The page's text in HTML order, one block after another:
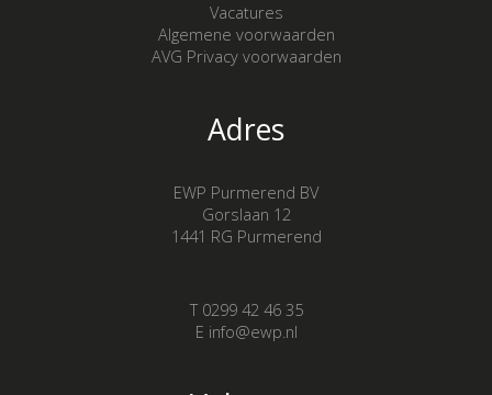
Vacatures
Algemene voorwaarden
AVG Privacy voorwaarden
Adres
EWP Purmerend BV
Gorslaan 12
1441 RG Purmerend
T 0299 42 46 35
E info@ewp.nl